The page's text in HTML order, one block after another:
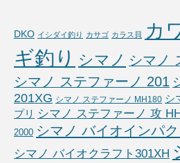
DKO イシダイ釣り カサゴ カラス貝 カ
ギ釣り シマノ シマノ
シマノ ステファーノ 201
201XG シマノ ステファーノ MH180 シ
プリ シマノ ステファーノ 攻
2000 シマノ バイオインパ
シマノ バイオクラフト301XH